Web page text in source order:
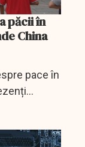
păcii în
China
pace în